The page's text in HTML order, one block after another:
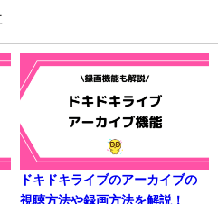
ドキドキライブのアーカイブの
視聴方法や録画方法を解説！